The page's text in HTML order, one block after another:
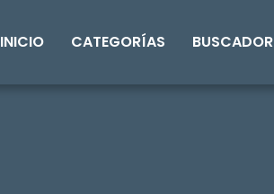
INICIO CATEGORÍAS BUSCADOR